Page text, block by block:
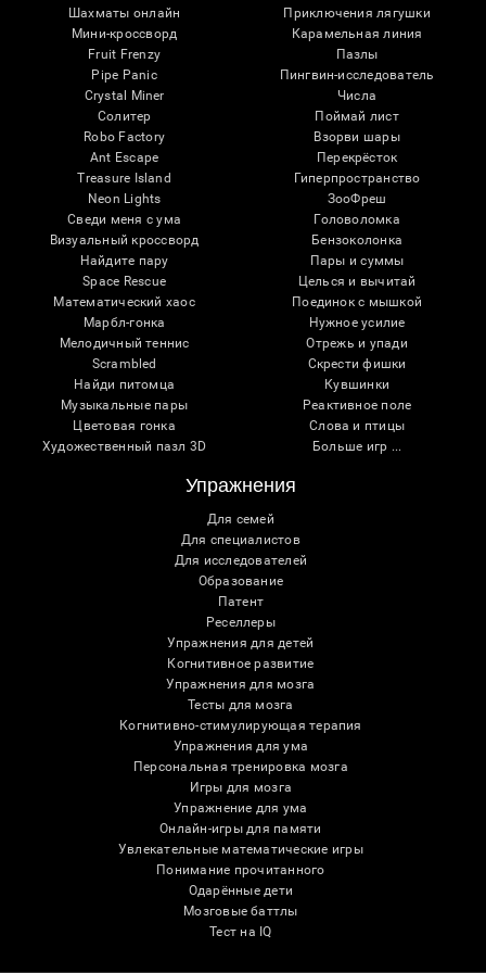
Шахматы онлайн
Мини-кроссворд
Fruit Frenzy
Pipe Panic
Crystal Miner
Солитер
Robo Factory
Ant Escape
Treasure Island
Neon Lights
Сведи меня с ума
Визуальный кроссворд
Найдите пару
Space Rescue
Математический хаос
Марбл-гонка
Мелодичный теннис
Scrambled
Найди питомца
Музыкальные пары
Цветовая гонка
Художественный пазл 3D
Приключения лягушки
Карамельная линия
Пазлы
Пингвин-исследователь
Числа
Поймай лист
Взорви шары
Перекрёсток
Гиперпространство
ЗооФреш
Головоломка
Бензоколонка
Пары и суммы
Целься и вычитай
Поединок с мышкой
Нужное усилие
Отрежь и упади
Скрести фишки
Кувшинки
Реактивное поле
Слова и птицы
Больше игр ...
Упражнения
Для семей
Для специалистов
Для исследователей
Образование
Патент
Реселлеры
Упражнения для детей
Когнитивное развитие
Упражнения для мозга
Тесты для мозга
Когнитивно-стимулирующая терапия
Упражнения для ума
Персональная тренировка мозга
Игры для мозга
Упражнение для ума
Онлайн-игры для памяти
Увлекательные математические игры
Понимание прочитанного
Одарённые дети
Мозговые баттлы
Тест на IQ